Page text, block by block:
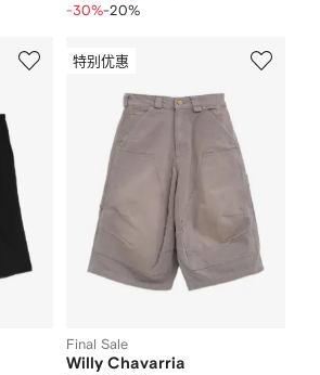
-30%-20%
特别优惠
Final Sale
Willy Chavarria